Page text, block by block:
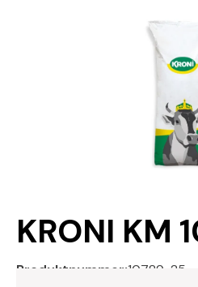
KRONI KM
Produktnummer:10789-25